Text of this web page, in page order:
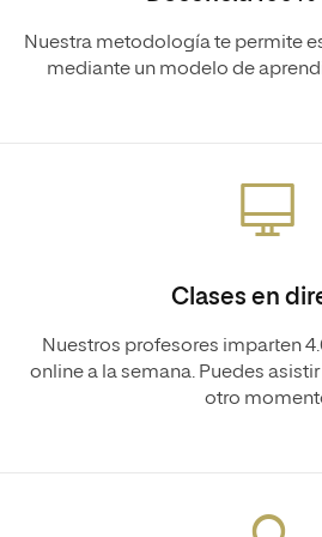
Nuestra metodología te permite
mediante un modelo de
Clases en
Nuestros profesores imparten
online a la semana. Puedes
otro